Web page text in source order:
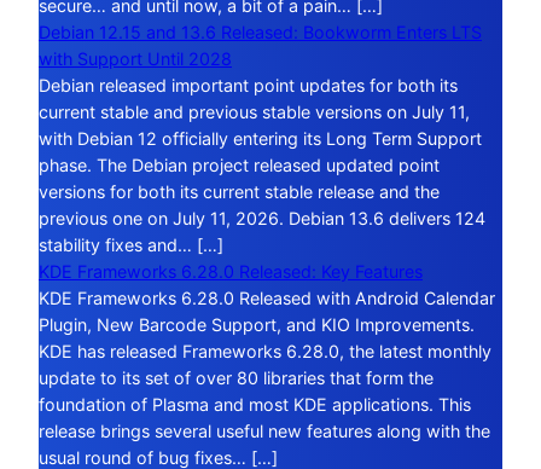
secure… and until now, a bit of a pain… […]
Debian 12.15 and 13.6 Released: Bookworm Enters LTS
with Support Until 2028
Debian released important point updates for both its
current stable and previous stable versions on July 11,
with Debian 12 officially entering its Long Term Support
phase. The Debian project released updated point
versions for both its current stable release and the
previous one on July 11, 2026. Debian 13.6 delivers 124
stability fixes and… […]
KDE Frameworks 6.28.0 Released: Key Features
KDE Frameworks 6.28.0 Released with Android Calendar
Plugin, New Barcode Support, and KIO Improvements.
KDE has released Frameworks 6.28.0, the latest monthly
update to its set of over 80 libraries that form the
foundation of Plasma and most KDE applications. This
release brings several useful new features along with the
usual round of bug fixes… […]